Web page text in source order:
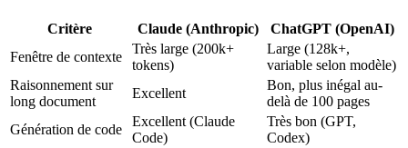
Critère Claude (Anthropic)
ChatGPT (OpenAI)
Fenêtre de contexte
Très large (200k+
tokens)
Large (128k+,
variable selon modèle)
Raisonnement sur
long document
Excellent
Bon, plus inégal au-
delà de 100 pages
Génération de code
Excellent (Claude
Code)
Très bon (GPT,
Codex)